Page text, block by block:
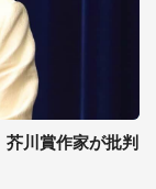
芥川賞作家が批判